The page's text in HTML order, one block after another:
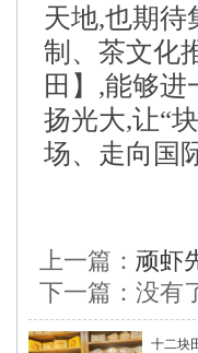
天地,也期待
制、茶文化
田】,能够
扬光大,让“
场、走向国
上一篇： 顽虾
下一篇：没有
十二块